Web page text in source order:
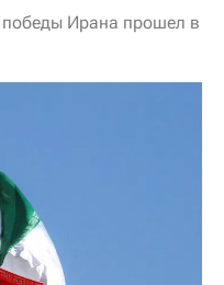
победы Ирана прошел в